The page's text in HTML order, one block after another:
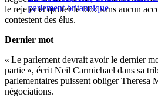
parlement britannique
le rejeter et quitter le bloc sans aucun
contestent des élus.
Dernier mot
« Le parlement devrait avoir le dernier
partie », écrit Neil Carmichael dans sa
parlementaires puissent obliger Theresa
négociations.